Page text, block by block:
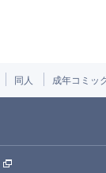
同人 成年コミッ